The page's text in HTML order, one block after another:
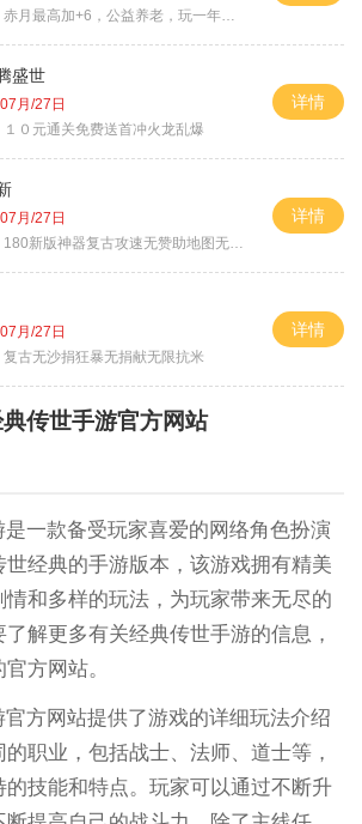
赤月最高加+6，公益养老，玩一年不腻，屠龙
盛世
07月/27日
１０元通关免费送首冲火龙乱爆
详情
07月/27日
180新版神器复古攻速无赞助地图无排行
详情
07月/27日
复古无沙捐狂暴无捐献无限抗米
详情
传世手游官方网站
一款备受玩家喜爱的网络角色扮演
经典的手游版本，该游戏拥有精美
情和多样的玩法，为玩家带来无尽的
解更多有关经典传世手游的信息，
方网站。
方网站提供了游戏的详细玩法介绍
职业，包括战士、法师、道士等，
技能和特点。玩家可以通过不断升